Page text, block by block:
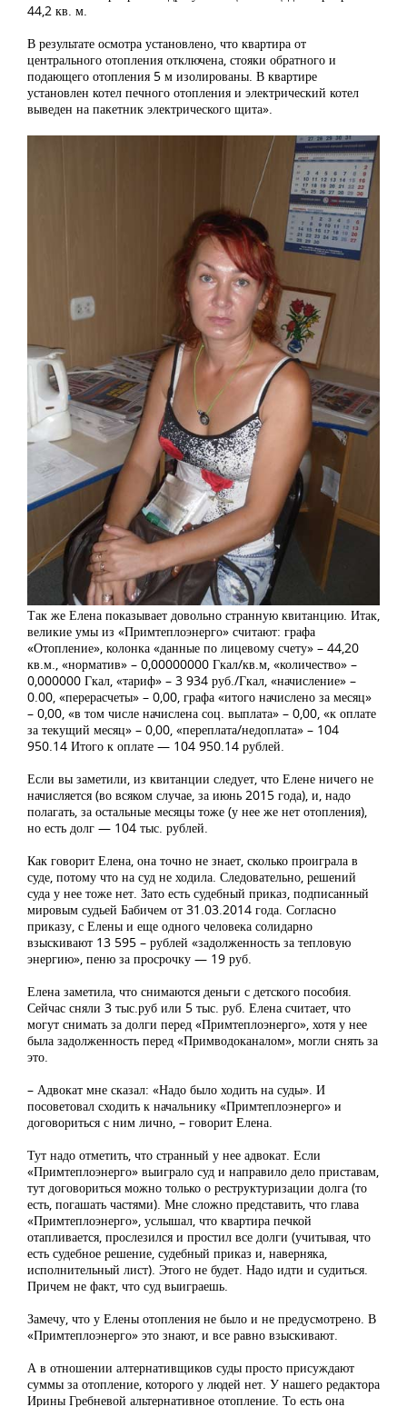
44,2 кв. м.
В результате осмотра установлено, что квартира от
центрального отопления отключена, стояки обратного и
подающего отопления 5 м изолированы. В квартире
установлен котел печного отопления и электрический котел
выведен на пакетник электрического щита».
Так же Елена показывает довольно странную квитанцию. Итак,
великие умы из «Примтеплоэнерго» считают: графа
«Отопление», колонка «данные по лицевому счету» – 44,20
кв.м., «норматив» – 0,00000000 Гкал/кв.м, «количество» –
0,000000 Гкал, «тариф» – 3 934 руб./Гкал, «начисление» –
0.00, «перерасчеты» – 0,00, графа «итого начислено за месяц»
– 0,00, «в том числе начислена соц. выплата» – 0,00, «к оплате
за текущий месяц» – 0,00, «переплата/недоплата» – 104
950.14 Итого к оплате — 104 950.14 рублей.
Если вы заметили, из квитанции следует, что Елене ничего не
начисляется (во всяком случае, за июнь 2015 года), и, надо
полагать, за остальные месяцы тоже (у нее же нет отопления),
но есть долг — 104 тыс. рублей.
Как говорит Елена, она точно не знает, сколько проиграла в
суде, потому что на суд не ходила. Следовательно, решений
суда у нее тоже нет. Зато есть судебный приказ, подписанный
мировым судьей Бабичем от 31.03.2014 года. Согласно
приказу, с Елены и еще одного человека солидарно
взыскивают 13 595 – рублей «задолженность за тепловую
энергию», пеню за просрочку — 19 руб.
Елена заметила, что снимаются деньги с детского пособия.
Сейчас сняли 3 тыс.руб или 5 тыс. руб. Елена считает, что
могут снимать за долги перед «Примтеплоэнерго», хотя у нее
была задолженность перед «Примводоканалом», могли снять за
это.
– Адвокат мне сказал: «Надо было ходить на суды». И
посоветовал сходить к начальнику «Примтеплоэнерго» и
договориться с ним лично, – говорит Елена.
Тут надо отметить, что странный у нее адвокат. Если
«Примтеплоэнерго» выиграло суд и направило дело приставам,
тут договориться можно только о реструктуризации долга (то
есть, погашать частями). Мне сложно представить, что глава
«Примтеплоэнерго», услышал, что квартира печкой
отапливается, прослезился и простил все долги (учитывая, что
есть судебное решение, судебный приказ и, наверняка,
исполнительный лист). Этого не будет. Надо идти и судиться.
Причем не факт, что суд выиграешь.
Замечу, что у Елены отопления не было и не предусмотрено. В
«Примтеплоэнерго» это знают, и все равно взыскивают.
А в отношении алтернативщиков суды просто присуждают
суммы за отопление, которого у людей нет. У нашего редактора
Ирины Гребневой альтернативное отопление. То есть она